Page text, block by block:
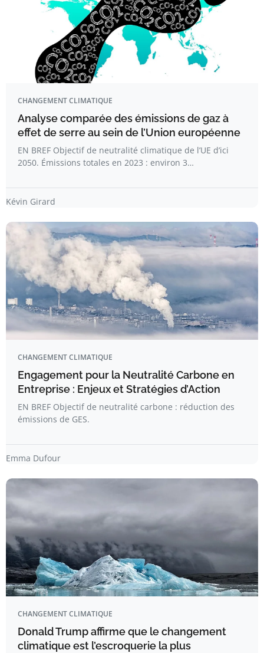
CHANGEMENT CLIMATIQUE
Analyse comparée des émissions de gaz à
effet de serre au sein de l’Union européenne
EN BREF Objectif de neutralité climatique de l’UE d’ici
2050. Émissions totales en 2023 : environ 3…
Kévin Girard
CHANGEMENT CLIMATIQUE
Engagement pour la Neutralité Carbone en
Entreprise : Enjeux et Stratégies d’Action
EN BREF Objectif de neutralité carbone : réduction des
émissions de GES.
Emma Dufour
CHANGEMENT CLIMATIQUE
Donald Trump affirme que le changement
climatique est l’escroquerie la plus